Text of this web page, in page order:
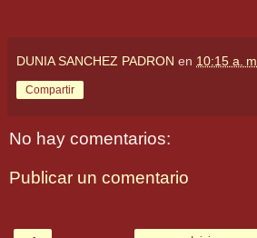
DUNIA SANCHEZ PADRON en 10:15 a. m.
Compartir
No hay comentarios:
Publicar un comentario